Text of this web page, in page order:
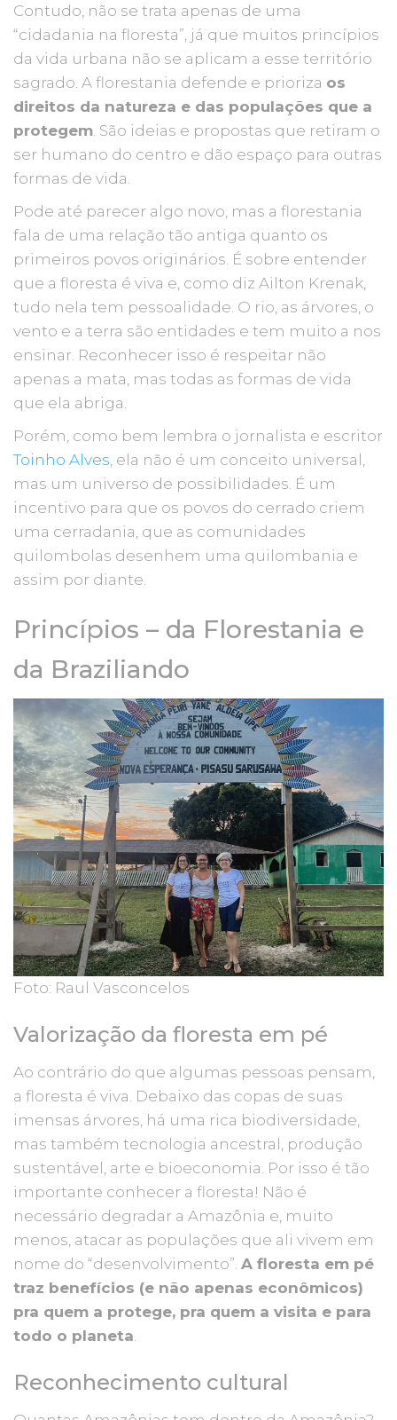
Contudo, não se trata apenas de uma
“cidadania na floresta”, já que muitos princípios
da vida urbana não se aplicam a esse território
sagrado. A florestania defende e prioriza os
direitos da natureza e das populações que a
protegem . São ideias e propostas que retiram o
ser humano do centro e dão espaço para outras
formas de vida.
Pode até parecer algo novo, mas a florestania
fala de uma relação tão antiga quanto os
primeiros povos originários. É sobre entender
que a floresta é viva e, como diz Ailton Krenak,
tudo nela tem pessoalidade. O rio, as árvores, o
vento e a terra são entidades e tem muito a nos
ensinar. Reconhecer isso é respeitar não
apenas a mata, mas todas as formas de vida
que ela abriga.
Porém, como bem lembra o jornalista e escritor
Toinho Alves , ela não é um conceito universal,
mas um universo de possibilidades. É um
incentivo para que os povos do cerrado criem
uma cerradania, que as comunidades
quilombolas desenhem uma quilombania e
assim por diante.
Princípios – da Florestania e
da Braziliando
Foto: Raul Vasconcelos
Valorização da floresta em pé
Ao contrário do que algumas pessoas pensam,
a floresta é viva. Debaixo das copas de suas
imensas árvores, há uma rica biodiversidade,
mas também tecnologia ancestral, produção
sustentável, arte e bioeconomia. Por isso é tão
importante conhecer a floresta! Não é
necessário degradar a Amazônia e, muito
menos, atacar as populações que ali vivem em
nome do “desenvolvimento”. A floresta em pé
traz benefícios (e não apenas econômicos)
pra quem a protege, pra quem a visita e para
todo o planeta.
Reconhecimento cultural